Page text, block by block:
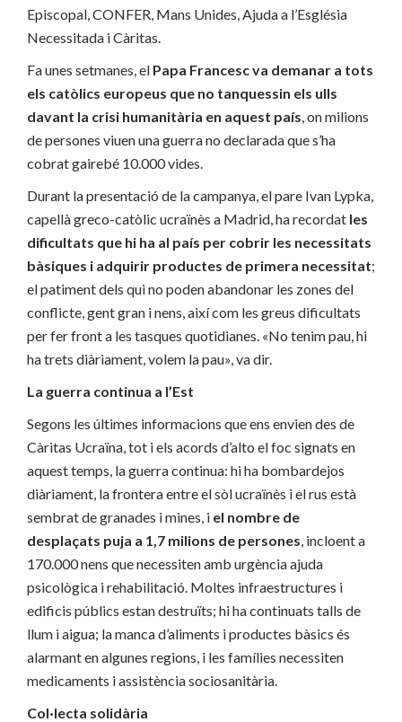
Episcopal, CONFER, Mans Unides, Ajuda a l’Església
Necessitada i Càritas.
Fa unes setmanes, el Papa Francesc va demanar a tots
els catòlics europeus que no tanquessin els ulls
davant la crisi humanitària en aquest país, on milions
de persones viuen una guerra no declarada que s’ha
cobrat gairebé 10.000 vides.
Durant la presentació de la campanya, el pare Ivan Lypka,
capellà greco-catòlic ucraïnès a Madrid, ha recordat les
dificultats que hi ha al país per cobrir les necessitats
bàsiques i adquirir productes de primera necessitat;
el patiment dels qui no poden abandonar les zones del
conflicte, gent gran i nens, així com les greus dificultats
per fer front a les tasques quotidianes. «No tenim pau, hi
ha trets diàriament, volem la pau», va dir.
La guerra continua a l’Est
Segons les últimes informacions que ens envien des de
Càritas Ucraïna, tot i els acords d’alto el foc signats en
aquest temps, la guerra continua: hi ha bombardejos
diàriament, la frontera entre el sòl ucraïnès i el rus està
sembrat de granades i mines, i el nombre de
desplaçats puja a 1,7 milions de persones, incloent a
170.000 nens que necessiten amb urgència ajuda
psicològica i rehabilitació. Moltes infraestructures i
edificis públics estan destruïts; hi ha continuats talls de
llum i aigua; la manca d’aliments i productes bàsics és
alarmant en algunes regions, i les famílies necessiten
medicaments i assistència sociosanitària.
Col·lecta solidària